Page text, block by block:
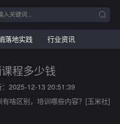
落地实践 行业资讯
程多少钱
：2025-12-13 20:51:39
啥区别，培训哪些内容？[玉米社]